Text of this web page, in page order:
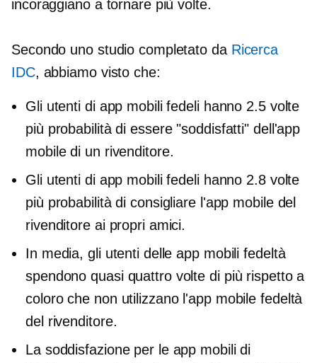
incoraggiano a tornare più volte.
Secondo uno studio completato da Ricerca
IDC, abbiamo visto che:
Gli utenti di app mobili fedeli hanno 2.5 volte
più probabilità di essere "soddisfatti" dell'app
mobile di un rivenditore.
Gli utenti di app mobili fedeli hanno 2.8 volte
più probabilità di consigliare l'app mobile del
rivenditore ai propri amici.
In media, gli utenti delle app mobili fedeltà
spendono quasi quattro volte di più rispetto a
coloro che non utilizzano l'app mobile fedeltà
del rivenditore.
La soddisfazione per le app mobili di